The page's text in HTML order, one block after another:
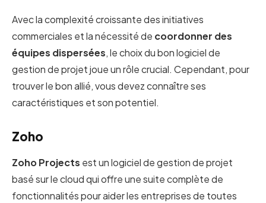
Avec la complexité croissante des initiatives
commerciales et la nécessité de coordonner des
équipes dispersées, le choix du bon logiciel de
gestion de projet joue un rôle crucial. Cependant, pour
trouver le bon allié, vous devez connaître ses
caractéristiques et son potentiel.
Zoho
Zoho Projects est un logiciel de gestion de projet
basé sur le cloud qui offre une suite complète de
fonctionnalités pour aider les entreprises de toutes